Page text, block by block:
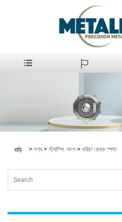
বাড়ি > পণ্য >স্ট্যাম্পিং অংশ > মরিচা রোধক স্পাত